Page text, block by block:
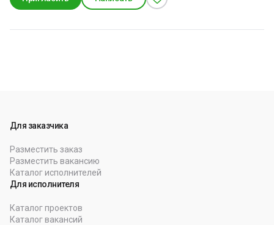
презентаций. Каждый новый проект – это вызов,
Для заказчика
Разместить заказ
Разместить вакансию
Каталог исполнителей
Для исполнителя
Каталог проектов
Каталог вакансий